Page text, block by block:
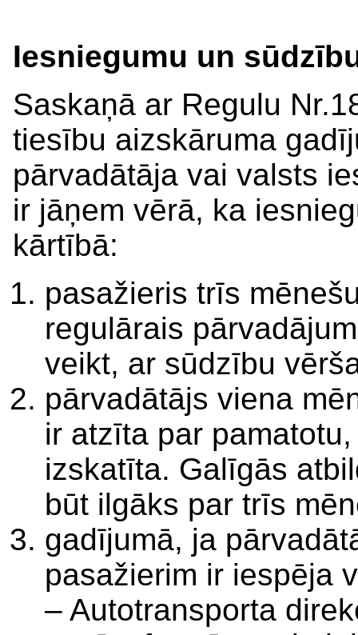
Iesniegumu un
Saskaņā ar Regulu
tiesību aizskāruma
pārvadātāja vai valsts
ir jāņem vērā, ka
kārtībā:
pasažieris trīs
regulārais
veikt, ar sūdzību
pārvadātājs viena
ir atzīta par
izskatīta. Galīgās
būt ilgāks par trīs
gadījumā, ja
pasažierim ir iespēja
– Autotransporta